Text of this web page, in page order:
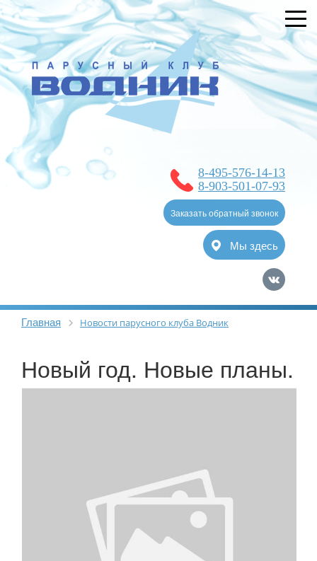
8-495-576-14-13
8-903-501-07-93
Заказать обратный звонок
Мы здесь
Главная Новости парусного клуба Водник
Новый год. Новые планы.
УСЛУГИ
БРОНИРОВАНИЕ
О КЛУБЕ
НОВОСТИ
ЯХТ-КЛУБ
ОТЗЫВЫ